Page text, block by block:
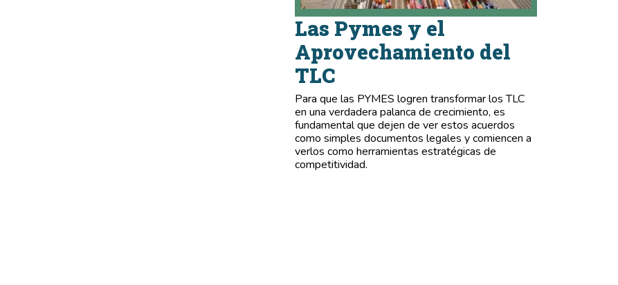
Las Pymes y el
Aprovechamiento del
TLC
Para que las PYMES logren transformar los TLC
en una verdadera palanca de crecimiento, es
fundamental que dejen de ver estos acuerdos
como simples documentos legales y comiencen a
verlos como herramientas estratégicas de
competitividad.